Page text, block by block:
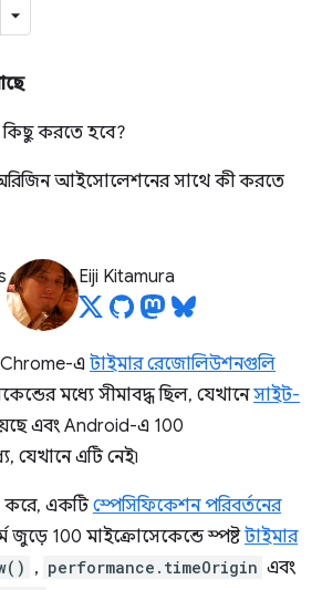
করতে হবে?
আইসোলেশনের সাথে কী করতে
Eiji Kitamura
এ টাইমার রেজোলিউশনগুলি
মধ্যে সীমাবদ্ধ ছিল, যেখানেসাইট-
এবং Android-এ 100
যেখানে এটি নেই৷
করে, একটিস্পেসিফিকেশন পরিবর্তনের
জুড়ে 100 মাইক্রোসেকেন্ডে স্পষ্টটাইমার
, performance.timeOrigin এবং